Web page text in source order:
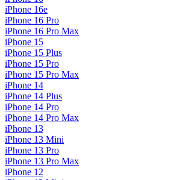
iPhone 16e
iPhone 16 Pro
iPhone 16 Pro Max
iPhone 15
iPhone 15 Plus
iPhone 15 Pro
iPhone 15 Pro Max
iPhone 14
iPhone 14 Plus
iPhone 14 Pro
iPhone 14 Pro Max
iPhone 13
iPhone 13 Mini
iPhone 13 Pro
iPhone 13 Pro Max
iPhone 12